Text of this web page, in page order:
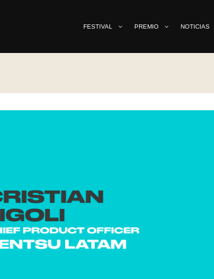
FESTIVAL PREMIO NOTICIAS